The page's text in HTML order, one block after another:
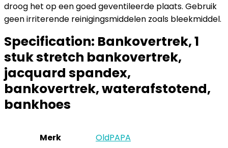
droog het op een goed geventileerde plaats. Gebruik
geen irriterende reinigingsmiddelen zoals bleekmiddel.
Specification: Bankovertrek, 1
stuk stretch bankovertrek,
jacquard spandex,
bankovertrek, waterafstotend,
bankhoes
Merk
‎OldPAPA